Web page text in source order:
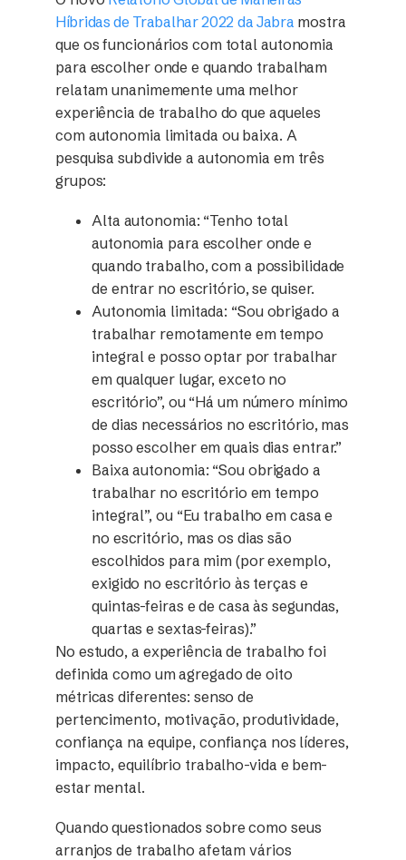
Híbridas de Trabalhar 2022 da Jabra mostra
que os funcionários com total autonomia
para escolher onde e quando trabalham
relatam unanimemente uma melhor
experiência de trabalho do que aqueles
com autonomia limitada ou baixa. A
pesquisa subdivide a autonomia em três
grupos:
Alta autonomia: “Tenho total
autonomia para escolher onde e
quando trabalho, com a possibilidade
de entrar no escritório, se quiser.
Autonomia limitada: “Sou obrigado a
trabalhar remotamente em tempo
integral e posso optar por trabalhar
em qualquer lugar, exceto no
escritório”, ou “Há um número mínimo
de dias necessários no escritório, mas
posso escolher em quais dias entrar.”
Baixa autonomia: “Sou obrigado a
trabalhar no escritório em tempo
integral”, ou “Eu trabalho em casa e
no escritório, mas os dias são
escolhidos para mim (por exemplo,
exigido no escritório às terças e
quintas-feiras e de casa às segundas,
quartas e sextas-feiras).”
No estudo, a experiência de trabalho foi
definida como um agregado de oito
métricas diferentes: senso de
pertencimento, motivação, produtividade,
confiança na equipe, confiança nos líderes,
impacto, equilíbrio trabalho-vida e bem-
estar mental.
Quando questionados sobre como seus
arranjos de trabalho afetam vários